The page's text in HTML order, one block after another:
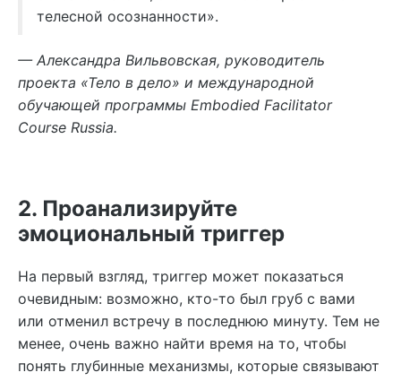
телесной осознанности».
— Александра Вильвовская, руководитель
проекта «Тело в дело» и международной
обучающей программы Embodied Facilitator
Course Russia.
2. Проанализируйте
эмоциональный триггер
На первый взгляд, триггер может показаться
очевидным: возможно, кто-то был груб с вами
или отменил встречу в последнюю минуту. Тем не
менее, очень важно найти время на то, чтобы
понять глубинные механизмы, которые связывают